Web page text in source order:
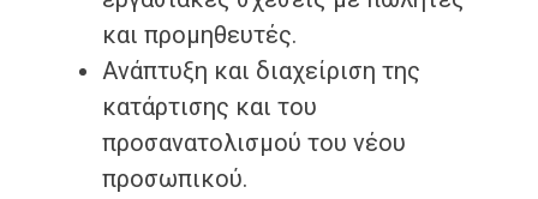
και προμηθευτές.
Ανάπτυξη και διαχείριση της
κατάρτισης και του
προσανατολισμού του νέου
προσωπικού.